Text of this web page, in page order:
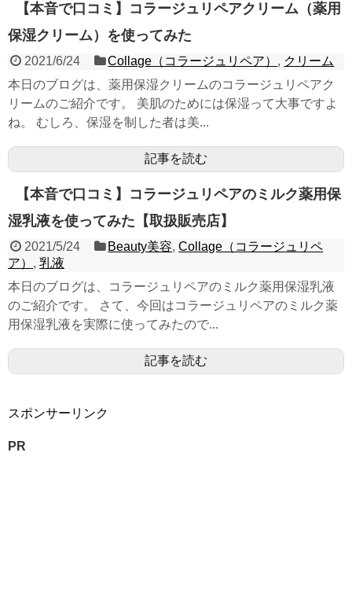
【本音で口コミ】コラージュリペアクリーム（薬用
保湿クリーム）を使ってみた
2021/6/24 Collage（コラージュリペア） , クリーム
本日のブログは、薬用保湿クリームのコラージュリペアク
リームのご紹介です。 美肌のためには保湿って大事ですよ
ね。 むしろ、保湿を制した者は美...
記事を読む
【本音で口コミ】コラージュリペアのミルク薬用保
湿乳液を使ってみた【取扱販売店】
2021/5/24 Beauty美容,Collage（コラージュリペ
ア） , 乳液
本日のブログは、コラージュリペアのミルク薬用保湿乳液
のご紹介です。 さて、今回はコラージュリペアのミルク薬
用保湿乳液を実際に使ってみたので...
記事を読む
スポンサーリンク
PR